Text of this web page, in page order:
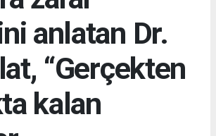
anlatan Dr.
“Gerçekten
kalan